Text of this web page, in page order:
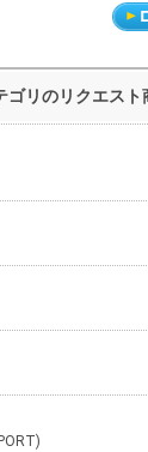
ゴリのリクエスト